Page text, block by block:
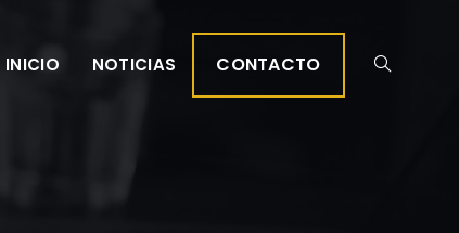
INICIO NOTICIAS CONTACTO